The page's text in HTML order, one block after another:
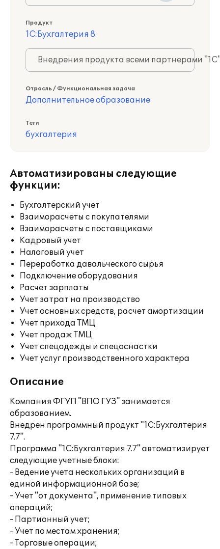
Продукт
1С:Бухгалтерия 8
Внедрения продукта всеми партнерами
Отрасль / Функциональная задача
Дополнительное образование
Теги
бухгалтерия
Автоматизированы следующие
функции:
Бухгалтерский учет
Взаиморасчеты с покупателями
Взаиморасчеты с поставщиками
Кадровый учет
Налоговый учет
Переработка давальческого сырья
Подключение оборудования
Расчет зарплаты
Учет затрат на производство
Учет основных средств, расчет амортизации
Учет прихода ТМЦ
Учет продаж ТМЦ
Учет спецодежды и спецоснастки
Учет услуг производственного характера
Описание
Компания ФГУП "ВПО ГУЗ" занимается
образованием.
Внедрен программный продукт "1С:Бухгалтерия
7.7".
Программа "1С:Бухгалтерия 7.7" автоматизирует
следующие учетные блоки:
- Ведение учета нескольких организаций в
единой информационной базе;
- Учет "от документа", применение типовых
операций;
- Партионный учет;
- Учет по местам хранения;
- Торговые операции;